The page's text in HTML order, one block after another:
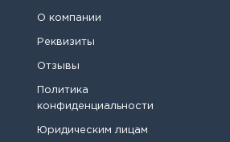
О компании
Реквизиты
Отзывы
Политика
конфиденциальности
Юридическим лицам